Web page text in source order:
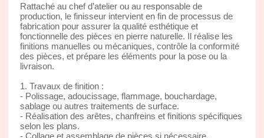
Rattaché au chef d’atelier ou au responsable de
production, le finisseur intervient en fin de processus de
fabrication pour assurer la qualité esthétique et
fonctionnelle des pièces en pierre naturelle. Il réalise les
finitions manuelles ou mécaniques, contrôle la conformité
des pièces, et prépare les éléments pour la pose ou la
livraison.
1. Travaux de finition :
- Polissage, adoucissage, flammage, bouchardage,
sablage ou autres traitements de surface.
- Réalisation des arêtes, chanfreins et finitions spécifiques
selon les plans.
- Collage et assemblage de pièces si nécessaire.